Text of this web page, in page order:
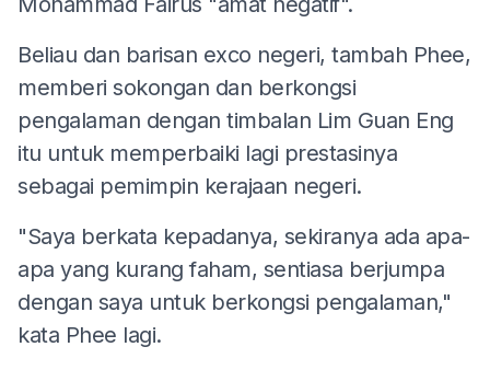
Beliau dan barisan exco negeri, tambah Phee,
memberi sokongan dan berkongsi
pengalaman dengan timbalan Lim Guan Eng
itu untuk memperbaiki lagi prestasinya
sebagai pemimpin kerajaan negeri.
"Saya berkata kepadanya, sekiranya ada apa-
apa yang kurang faham, sentiasa berjumpa
dengan saya untuk berkongsi pengalaman,"
kata Phee lagi.